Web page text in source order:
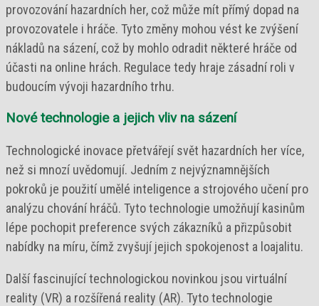
provozování hazardních her, což může mít přímý dopad na
provozovatele i hráče. Tyto změny mohou vést ke zvýšení
nákladů na sázení, což by mohlo odradit některé hráče od
účasti na online hrách. Regulace tedy hraje zásadní roli v
budoucím vývoji hazardního trhu.
Nové technologie a jejich vliv na sázení
Technologické inovace přetvářejí svět hazardních her více,
než si mnozí uvědomují. Jedním z nejvýznamnějších
pokroků je použití umělé inteligence a strojového učení pro
analýzu chování hráčů. Tyto technologie umožňují kasinům
lépe pochopit preference svých zákazníků a přizpůsobit
nabídky na míru, čímž zvyšují jejich spokojenost a loajalitu.
Další fascinující technologickou novinkou jsou virtuální
reality (VR) a rozšířená reality (AR). Tyto technologie